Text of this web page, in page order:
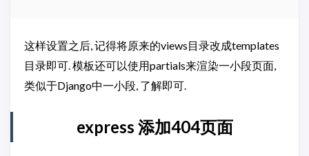
这样设置之后, 记得将原来的views目录改成templates
目录即可. 模板还可以使用partials来渲染一小段页面,
类似于Django中一小段, 了解即可.
express 添加404页面